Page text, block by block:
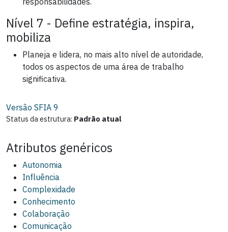
Nível 7 - Define estratégia, inspira,
mobiliza
Planeja e lidera, no mais alto nível de autoridade,
todos os aspectos de uma área de trabalho
significativa.
Versão SFIA 9
Status da estrutura: Padrão atual
Atributos genéricos
Autonomia
Influência
Complexidade
Conhecimento
Colaboração
Comunicação